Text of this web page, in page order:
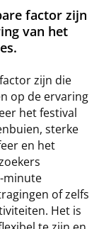
factor zijn
van het
zijn die
op de ervaring
het festival
sterke
en het
minute
of zelfs
Het is